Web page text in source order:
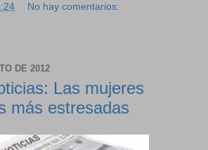
No hay comentarios:
DE 2012
Las mujeres
más estresadas